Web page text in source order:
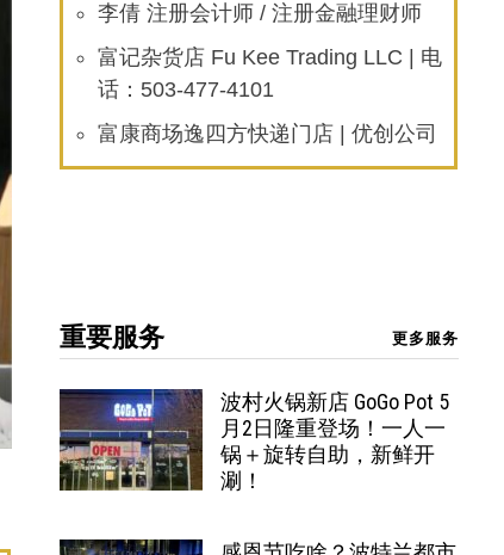
李倩 注册会计师 / 注册金融理财师
富记杂货店 Fu Kee Trading LLC | 电
话：503-477-4101
富康商场逸四方快递门店 | 优创公司
重要服务 更多服务
波村火锅新店 GoGo Pot 5
月2日隆重登场！一人一
锅＋旋转自助，新鲜开
涮！